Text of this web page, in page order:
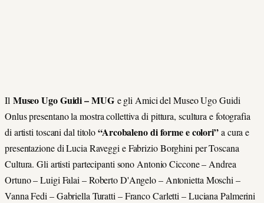
Il Museo Ugo Guidi – MUGe gli Amici del Museo Ugo Guidi
Onlus presentano la mostra collettiva di pittura, scultura e fotografia
di artisti toscani dal titolo“Arcobaleno di forme e colori”a cura e
presentazione di Lucia Raveggi e Fabrizio Borghini per Toscana
Cultura. Gli artisti partecipanti sono Antonio Ciccone – Andrea
Ortuno – Luigi Falai – Roberto D'Angelo – Antonietta Moschi –
Vanna Fedi – Gabriella Turatti – Franco Carletti – Luciana Palmerini